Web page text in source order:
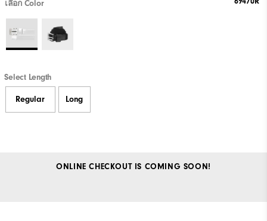
เลือก Color
Select Length
Regular Long
ONLINE CHECKOUT IS COMING SOON!